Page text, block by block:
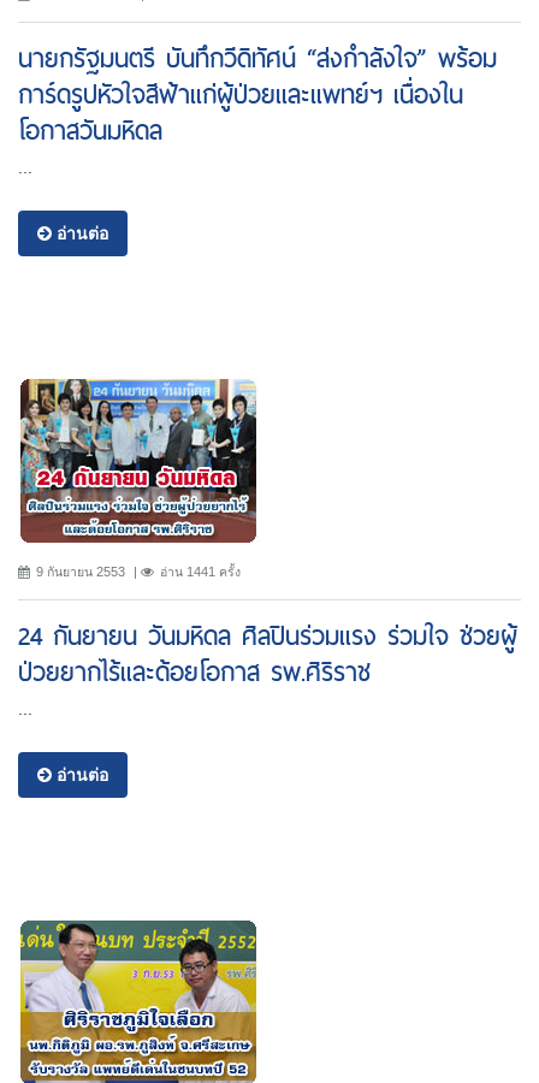
นายกรัฐมนตรี บันทึกวีดิทัศน์ “ส่งกำลังใจ” พร้อม
การ์ดรูปหัวใจสีฟ้าแก่ผู้ป่วยและแพทย์ฯ เนื่องใน
โอกาสวันมหิดล
อ่านต่อ
9 กันยายน 2553 อ่าน 1441 ครั้ง
24 กันยายน วันมหิดล ศิลปินร่วมแรง ร่วมใจ ช่วยผู้
ป่วยยากไร้และด้อยโอกาส รพ.ศิริราช
อ่านต่อ